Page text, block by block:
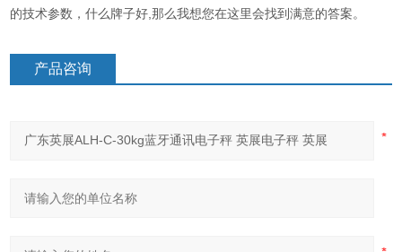
的技术参数，什么牌子好 ,那么我想您在这里会找到满意的答案。
产品咨询